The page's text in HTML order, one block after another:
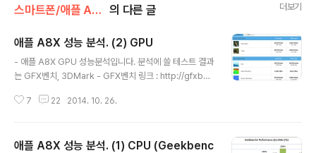
스마트폰/애플 APPLE 의 다른 글 더보기
애플 A8X 성능 분석. (2) GPU
- 애플 A8X GPU 성능분석입니다. 분석에 쓸 테스트 결과
는 GFX벤치, 3DMark - GFX벤치 링크 : http://gfxben
&api=gl&D=Apple%20iPad%20Air%202 맨해튼
x/s - 3DMark 링크 : http://www.futuremark.com/h
7 22 2014. 10. 26.
애플 A8X 성능 분석. (1) CPU (Geekbenc